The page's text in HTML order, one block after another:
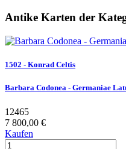
Antike Karten der
1502 - Konrad Celtis
Barbara Codonea - Germaniae
12465
7 800,00 €
Kaufen